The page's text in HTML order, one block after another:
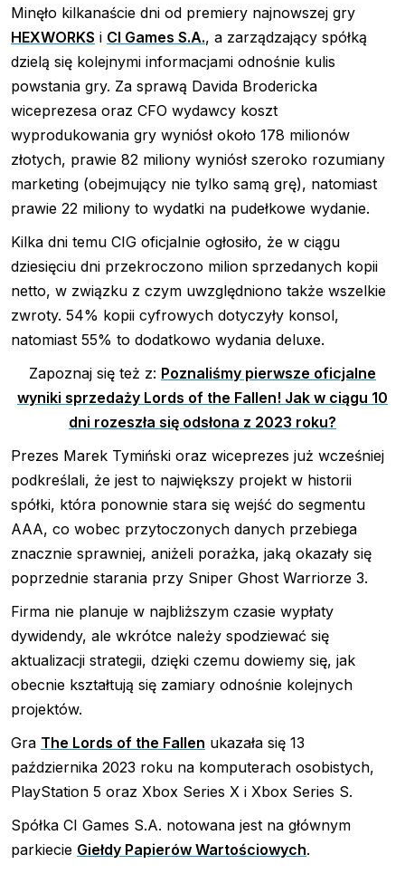
Minęło kilkanaście dni od premiery najnowszej gry
HEXWORKS i CI Games S.A., a zarządzający spółką
dzielą się kolejnymi informacjami odnośnie kulis
powstania gry. Za sprawą Davida Brodericka
wiceprezesa oraz CFO wydawcy koszt
wyprodukowania gry wyniósł około 178 milionów
złotych, prawie 82 miliony wyniósł szeroko rozumiany
marketing (obejmujący nie tylko samą grę), natomiast
prawie 22 miliony to wydatki na pudełkowe wydanie.
Kilka dni temu CIG oficjalnie ogłosiło, że w ciągu
dziesięciu dni przekroczono milion sprzedanych kopii
netto, w związku z czym uwzględniono także wszelkie
zwroty. 54% kopii cyfrowych dotyczyły konsol,
natomiast 55% to dodatkowo wydania deluxe.
Zapoznaj się też z: Poznaliśmy pierwsze oficjalne
wyniki sprzedaży Lords of the Fallen! Jak w ciągu 10
dni rozeszła się odsłona z 2023 roku?
Prezes Marek Tymiński oraz wiceprezes już wcześniej
podkreślali, że jest to największy projekt w historii
spółki, która ponownie stara się wejść do segmentu
AAA, co wobec przytoczonych danych przebiega
znacznie sprawniej, aniżeli porażka, jaką okazały się
poprzednie starania przy Sniper Ghost Warriorze 3.
Firma nie planuje w najbliższym czasie wypłaty
dywidendy, ale wkrótce należy spodziewać się
aktualizacji strategii, dzięki czemu dowiemy się, jak
obecnie kształtują się zamiary odnośnie kolejnych
projektów.
Gra The Lords of the Fallen ukazała się 13
października 2023 roku na komputerach osobistych,
PlayStation 5 oraz Xbox Series X i Xbox Series S.
Spółka CI Games S.A. notowana jest na głównym
parkiecie Giełdy Papierów Wartościowych.